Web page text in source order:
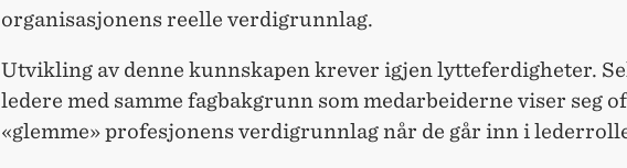
organisasjonens reelle verdigrunnlag.
Utvikling av denne kunnskapen krever igjen lytteferdigheter.
ledere med samme fagbakgrunn som medarbeiderne viser seg
«glemme» profesjonens verdigrunnlag når de går inn i